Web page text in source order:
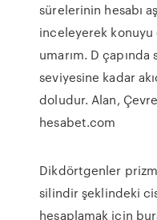
sürelerinin hesabı
inceleyerek
umarım. D
seviyesine kadar
doludur. Alan,
hesabet.com
Dikdörtgenler
silindir şeklindeki
hesaplamak için